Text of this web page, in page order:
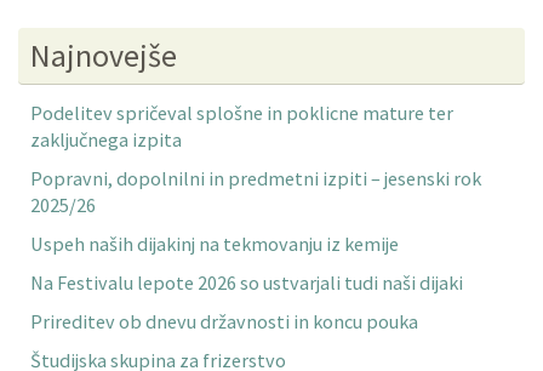
Najnovejše
Podelitev spričeval splošne in poklicne mature ter
zaključnega izpita
Popravni, dopolnilni in predmetni izpiti – jesenski rok
2025/26
Uspeh naših dijakinj na tekmovanju iz kemije
Na Festivalu lepote 2026 so ustvarjali tudi naši dijaki
Prireditev ob dnevu državnosti in koncu pouka
Študijska skupina za frizerstvo